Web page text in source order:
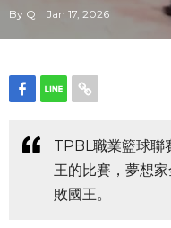
By Q Jan 17, 2026
TPBL職業籃球聯
王的比賽，夢想
敗國王。